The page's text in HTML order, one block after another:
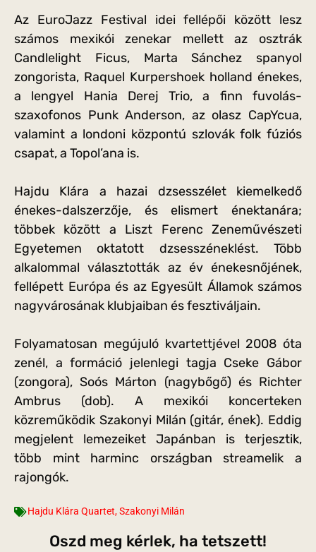
Az EuroJazz Festival idei fellépői között lesz
számos mexikói zenekar mellett az osztrák
Candlelight Ficus, Marta Sánchez spanyol
zongorista, Raquel Kurpershoek holland énekes,
a lengyel Hania Derej Trio, a finn fuvolás-
szaxofonos Punk Anderson, az olasz CapYcua,
valamint a londoni központú szlovák folk fúziós
csapat, a Topol’ana is.
Hajdu Klára a hazai dzsesszélet kiemelkedő
énekes-dalszerzője, és elismert énektanára;
többek között a Liszt Ferenc Zeneművészeti
Egyetemen oktatott dzsesszéneklést. Több
alkalommal választották az év énekesnőjének,
fellépett Európa és az Egyesült Államok számos
nagyvárosának klubjaiban és fesztiváljain.
Folyamatosan megújuló kvartettjével 2008 óta
zenél, a formáció jelenlegi tagja Cseke Gábor
(zongora), Soós Márton (nagybőgő) és Richter
Ambrus (dob). A mexikói koncerteken
közreműködik Szakonyi Milán (gitár, ének). Eddig
megjelent lemezeiket Japánban is terjesztik,
több mint harminc országban streamelik a
rajongók.
Hajdu Klára Quartet,Szakonyi Milán
Oszd meg kérlek, ha tetszett!